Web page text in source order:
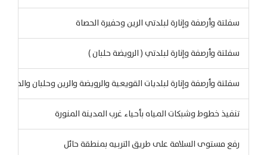
سفلتة وأرصفة وإنارة لبلدتي الرين وحفيرة الحصاة
سفلتة وأرصفة وإنارة لبلدتي ( الرويضة حلبان )
سفلتة وأرصفة وإنارة لبلديات القويعية والرويضة والرين وحلبان
تنفيذ خطوط وشبكات المياه بأحياء غرب المدينة المنورة
رفع مستوى السلامة على طريق التربيه بمنطقة حائل